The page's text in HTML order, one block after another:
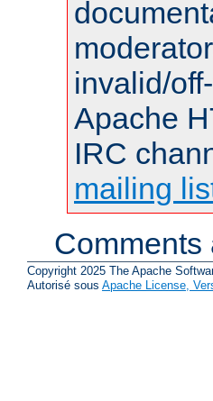
invalid/
Apache
IRC
mailing
Comments
Copyright 2025 The Apache
Autorisé sous Apache License,